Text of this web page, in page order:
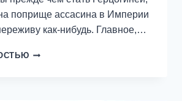
поприще ассасина в Империи
как-нибудь. Главное,…
БАРОН